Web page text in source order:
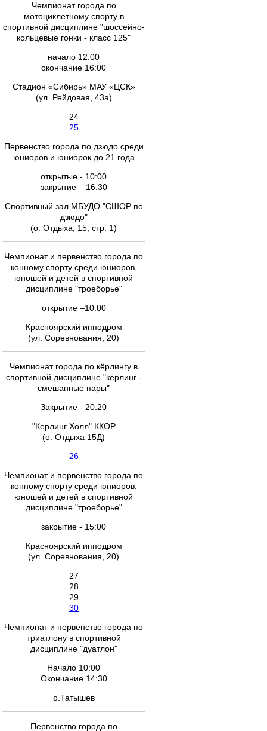
Чемпионат города по
мотоциклетному спорту в
спортивной дисциплине "шоссейно-
кольцевые гонки - класс 125"
начало 12:00
окончание 16:00
Стадион «Сибирь» МАУ «ЦСК»
(ул. Рейдовая, 43а)
24
25
Первенство города по дзюдо среди
юниоров и юниорок до 21 года
открытые - 10:00
закрытие – 16:30
Спортивный зал МБУДО "СШОР по
дзюдо"
(о. Отдыха, 15, стр. 1)
Чемпионат и первенство города по
конному спорту среди юниоров,
юношей и детей в спортивной
дисциплине "троеборье"
открытие –10:00
Красноярский ипподром
(ул. Соревнования, 20)
Чемпионат города по кёрлингу в
спортивной дисциплине "кёрлинг -
смешанные пары"
Закрытие - 20:20
"Керлинг Холл" ККОР
(о. Отдыха 15Д)
26
Чемпионат и первенство города по
конному спорту среди юниоров,
юношей и детей в спортивной
дисциплине "троеборье"
закрытие - 15:00
Красноярский ипподром
(ул. Соревнования, 20)
27
28
29
30
Чемпионат и первенство города по
триатлону в спортивной
дисциплине "дуатлон"
Начало 10:00
Окончание 14:30
о.Татышев
Первенство города по